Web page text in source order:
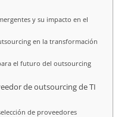
y su impacto en el
en la transformación
el futuro del outsourcing
de outsourcing de TI
de proveedores